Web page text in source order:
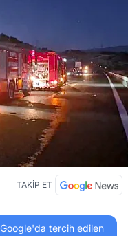
TAKİP ET
Google'da tercih edilen